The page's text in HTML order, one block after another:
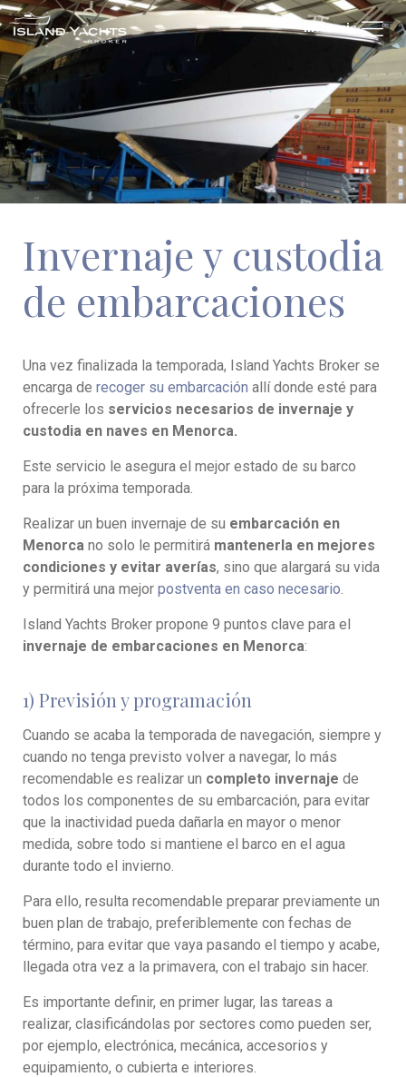
Invernaje
Invernaje y custodia
de embarcaciones
Una vez finalizada la temporada, Island Yachts Broker se
encarga de recoger su embarcación allí donde esté para
ofrecerle los servicios necesarios de invernaje y
custodia en naves en Menorca.
Este servicio le asegura el mejor estado de su barco
para la próxima temporada.
Realizar un buen invernaje de su embarcación en
Menorca no solo le permitirá mantenerla en mejores
condiciones y evitar averías, sino que alargará su vida
y permitirá una mejor postventa en caso necesario.
Island Yachts Broker propone 9 puntos clave para el
invernaje de embarcaciones en Menorca:
1) Previsión y programación
Cuando se acaba la temporada de navegación, siempre y
cuando no tenga previsto volver a navegar, lo más
recomendable es realizar un completo invernaje de
todos los componentes de su embarcación, para evitar
que la inactividad pueda dañarla en mayor o menor
medida, sobre todo si mantiene el barco en el agua
durante todo el invierno.
Para ello, resulta recomendable preparar previamente un
buen plan de trabajo, preferiblemente con fechas de
término, para evitar que vaya pasando el tiempo y acabe,
llegada otra vez a la primavera, con el trabajo sin hacer.
Es importante definir, en primer lugar, las tareas a
realizar, clasificándolas por sectores como pueden ser,
por ejemplo, electrónica, mecánica, accesorios y
equipamiento, o cubierta e interiores.